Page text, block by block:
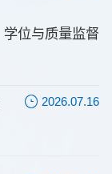
学位与质量监督
2026.07.16
2023.03.02
2026.07.08
2026.07.16
2026.06.18
2025.09.17